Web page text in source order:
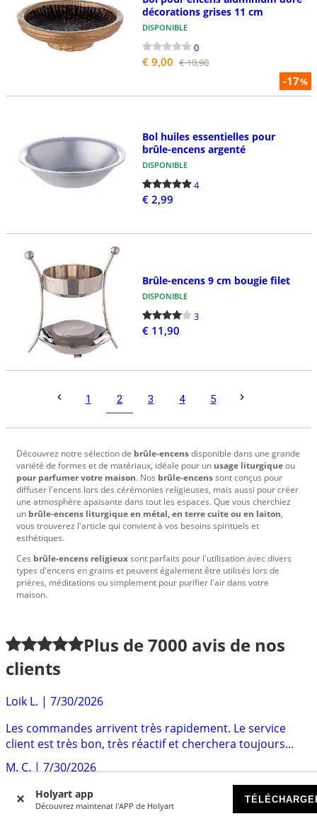
Holyart app
Découvrez maintenat l'APP de Holyart
-17%
décorations grises 11 cm
DISPONIBLE
0
€ 9,00 € 10,90
Bol huiles essentielles pour
brûle-encens argenté
DISPONIBLE
4
€ 2,99
Brûle-encens 9 cm bougie filet
DISPONIBLE
3
€ 11,90
1 2 3 4 5
Découvrez notre sélection de brûle-encensdisponible dans une grande
variété de formes et de matériaux, idéale pour un usage liturgiqueou
pour parfumer votre maison. Nos brûle-encenssont conçus pour
diffuser l'encens lors des cérémonies religieuses, mais aussi pour créer
une atmosphère apaisante dans tout les espaces. Que vous cherchiez
un brûle-encens liturgique en métal, en terre cuite ou en laiton,
vous trouverez l'article qui convient à vos besoins spirituels et
esthétiques.
Ces brûle-encens religieuxsont parfaits pour l'utilisation avec divers
types d'encens en grains et peuvent également être utilisés lors de
prières, méditations ou simplement pour purifier l'air dans votre
maison.
Plus de7000 avis de nos
clients
Loik L. | 7/30/2026
Les commandes arrivent très rapidement. Le service
client est très bon, très réactif et cherchera toujours...
M. C. | 7/30/2026
Cela fait déjà un an ou deux que je commande chez
Holyart , je n'ai jamais été déçue, que ce soit par...